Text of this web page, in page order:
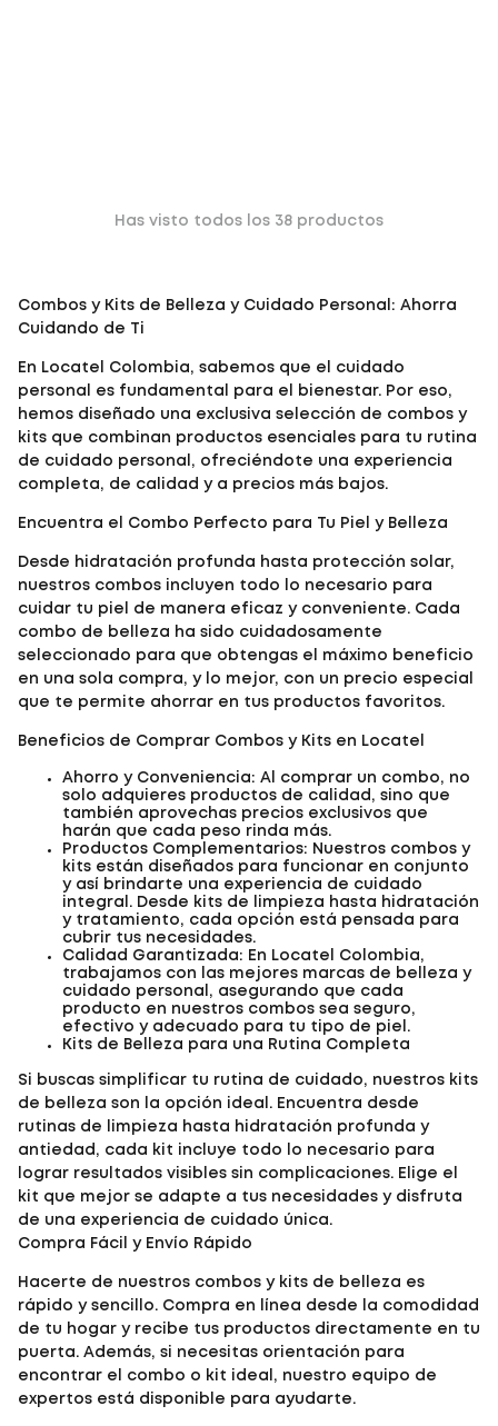
Has visto todos los 38 productos
Combos y Kits de Belleza y Cuidado Personal: Ahorra
Cuidando de Ti
En Locatel Colombia , sabemos que el cuidado
personal es fundamental para el bienestar. Por eso,
hemos diseñado una exclusiva selección de combos y
kits que combinan productos esenciales para tu rutina
de cuidado personal, ofreciéndote una experiencia
completa, de calidad y a precios más bajos.
Encuentra el Combo Perfecto para Tu Piel y Belleza
Desde hidratación profunda hasta protección solar,
nuestros combos incluyen todo lo necesario para
cuidar tu piel de manera eficaz y conveniente. Cada
combo de belleza ha sido cuidadosamente
seleccionado para que obtengas el máximo beneficio
en una sola compra, y lo mejor, con un precio especial
que te permite ahorrar en tus productos favoritos.
Beneficios de Comprar Combos y Kits en Locatel
Ahorro y Conveniencia: Al comprar un combo, no
solo adquieres productos de calidad, sino que
también aprovechas precios exclusivos que
harán que cada peso rinda más.
Productos Complementarios: Nuestros combos y
kits están diseñados para funcionar en conjunto
y así brindarte una experiencia de cuidado
integral. Desde kits de limpieza hasta hidratación
y tratamiento, cada opción está pensada para
cubrir tus necesidades.
Calidad Garantizada: En Locatel Colombia,
trabajamos con las mejores marcas de belleza y
cuidado personal, asegurando que cada
producto en nuestros combos sea seguro,
efectivo y adecuado para tu tipo de piel.
Kits de Belleza para una Rutina Completa
Si buscas simplificar tu rutina de cuidado, nuestros kits
de belleza son la opción ideal. Encuentra desde
rutinas de limpieza hasta hidratación profunda y
antiedad, cada kit incluye todo lo necesario para
lograr resultados visibles sin complicaciones. Elige el
kit que mejor se adapte a tus necesidades y disfruta
de una experiencia de cuidado única.
Compra Fácil y Envío Rápido
Hacerte de nuestros combos y kits de belleza es
rápido y sencillo. Compra en línea desde la comodidad
de tu hogar y recibe tus productos directamente en tu
puerta. Además, si necesitas orientación para
encontrar el combo o kit ideal, nuestro equipo de
expertos está disponible para ayudarte.